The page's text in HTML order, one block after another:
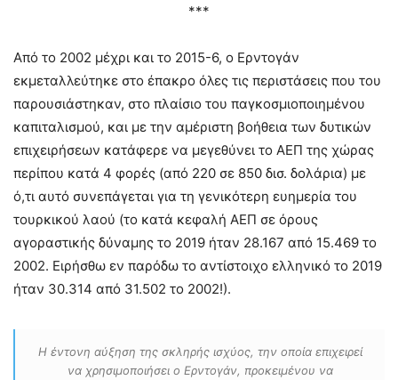
***
Από το 2002 μέχρι και το 2015-6, ο Ερντογάν
εκμεταλλεύτηκε στο έπακρο όλες τις περιστάσεις που του
παρουσιάστηκαν, στο πλαίσιο του παγκοσμιοποιημένου
καπιταλισμού, και με την αμέριστη βοήθεια των δυτικών
επιχειρήσεων κατάφερε να μεγεθύνει το ΑΕΠ της χώρας
περίπου κατά 4 φορές (από 220 σε 850 δισ. δολάρια) με
ό,τι αυτό συνεπάγεται για τη γενικότερη ευημερία του
τουρκικού λαού (το κατά κεφαλή ΑΕΠ σε όρους
αγοραστικής δύναμης το 2019 ήταν 28.167 από 15.469 το
2002. Ειρήσθω εν παρόδω το αντίστοιχο ελληνικό το 2019
ήταν 30.314 από 31.502 το 2002!).
Η έντονη αύξηση της σκληρής ισχύος, την οποία επιχειρεί
να χρησιμοποιήσει ο Ερντογάν, προκειμένου να